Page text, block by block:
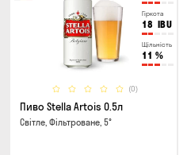
Гіркота
18 IBU
Щільність
11 %
(0)
Пиво Stella Artois 0.5л
Світле, Фільтроване, 5°